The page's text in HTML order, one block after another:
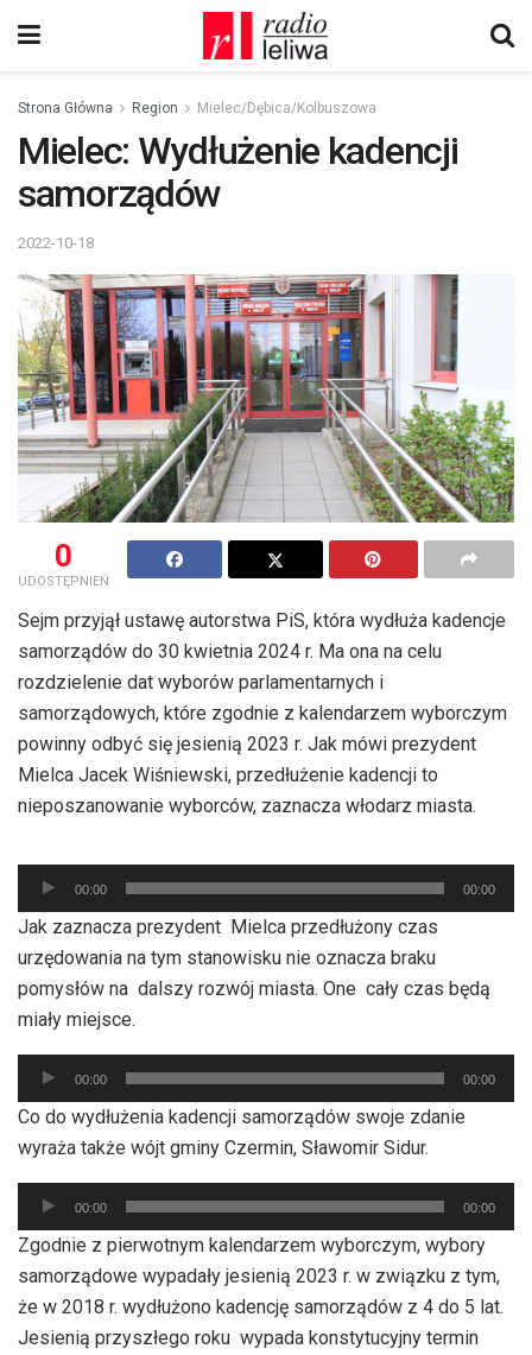
Strona Główna Region Mielec/Dębica/Kolbuszowa
Mielec: Wydłużenie kadencji
samorządów
2022-10-18
0
UDOSTĘPNIEŃ
Sejm przyjął ustawę autorstwa PiS, która wydłuża kadencje
samorządów do 30 kwietnia 2024 r. Ma ona na celu
rozdzielenie dat wyborów parlamentarnych i
samorządowych, które zgodnie z kalendarzem wyborczym
powinny odbyć się jesienią 2023 r. Jak mówi prezydent
Mielca Jacek Wiśniewski, przedłużenie kadencji to
nieposzanowanie wyborców, zaznacza włodarz miasta.
Odtwarzacz
plików
dźwiękowych
00:00 00:00
Jak zaznacza prezydent Mielca przedłużony czas
urzędowania na tym stanowisku nie oznacza braku
pomysłów na dalszy rozwój miasta. One cały czas będą
miały miejsce.
Odtwarzacz
plików
dźwiękowych
00:00 00:00
Co do wydłużenia kadencji samorządów swoje zdanie
wyraża także wójt gminy Czermin, Sławomir Sidur.
Odtwarzacz
plików
dźwiękowych
00:00 00:00
Zgodnie z pierwotnym kalendarzem wyborczym, wybory
samorządowe wypadały jesienią 2023 r. w związku z tym,
że w 2018 r. wydłużono kadencję samorządów z 4 do 5 lat.
Jesienią przyszłego roku wypada konstytucyjny termin